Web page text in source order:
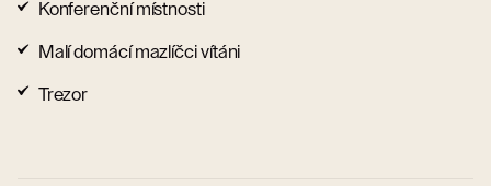
Konferenční místnosti
Malí domácí mazlíčci vítáni
Trezor